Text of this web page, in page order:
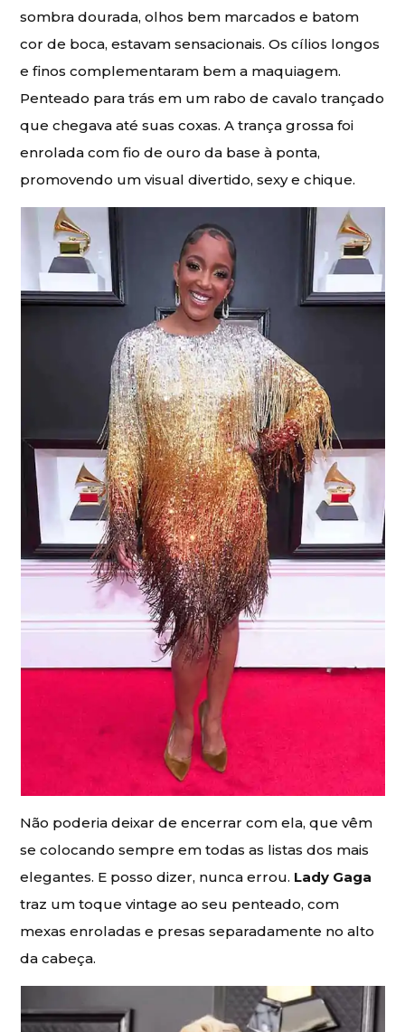
sombra dourada, olhos bem marcados e batom
cor de boca, estavam sensacionais. Os cílios longos
e finos complementaram bem a maquiagem.
Penteado para trás em um rabo de cavalo trançado
que chegava até suas coxas. A trança grossa foi
enrolada com fio de ouro da base à ponta,
promovendo um visual divertido, sexy e chique.
Não poderia deixar de encerrar com ela, que vêm
se colocando sempre em todas as listas dos mais
elegantes. E posso dizer, nunca errou. Lady Gaga
traz um toque vintage ao seu penteado, com
mexas enroladas e presas separadamente no alto
da cabeça.